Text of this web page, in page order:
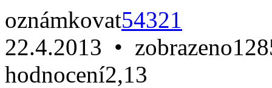
oznámkovat54321
22.4.2013 • zobrazeno
hodnocení2,13